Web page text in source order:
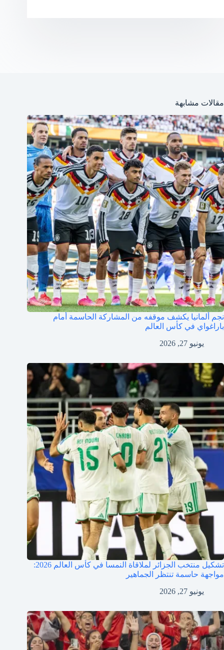
مقالات مشابهة
نجم ألمانيا يكشف موقفه من المشاركة الحاسمة أمام
باراغواي في كأس العالم
يونيو 27, 2026
تشكيل منتخب الجزائر لملاقاة النمسا في كأس العالم 2026:
مواجهة حاسمة تنتظر الجماهير
يونيو 27, 2026